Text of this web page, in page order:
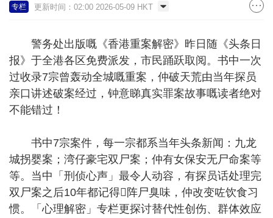
专栏 更新时间：02:00 2026-05-09 HKT
警务处出版嘅《香港重案解密》昨日随《头条日
报》于全港各区免费派发，市民踊跃取阅。书中一次
过收录7宗曾轰动全城嘅重案，仲破天荒由当年探员
亲口讲述破案经过，钟意睇真实罪案故事嘅读者绝对
不能错过！
书中7宗案件，每一宗都系当年头条新闻：九龙
城拐婴案；湾仔豪宅双尸案；仲有女保安无尸命案等
等。当中「刑侦心声」最令人动容，有探员话处理完
双尸案之后10年都记得𠮶阵尸臭味，仲改变咗饮食习
惯。「心理解密」专栏更探讨替代性创伤、群体效应